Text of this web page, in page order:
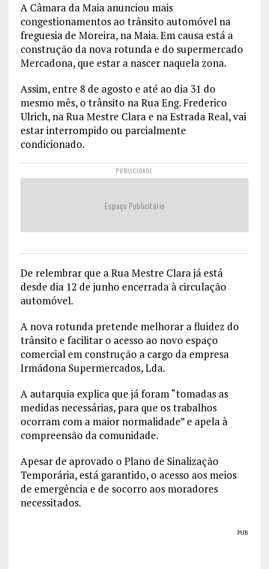
A Câmara da Maia anunciou mais
congestionamentos ao trânsito automóvel na
freguesia de Moreira, na Maia. Em causa está a
construção da nova rotunda e do supermercado
Mercadona, que estar a nascer naquela zona.
Assim, entre 8 de agosto e até ao dia 31 do
mesmo mês, o trânsito na Rua Eng. Frederico
Ulrich, na Rua Mestre Clara e na Estrada Real, vai
estar interrompido ou parcialmente
condicionado.
PUBLICIDADE
Espaço Publicitário
De relembrar que a Rua Mestre Clara já está
desde dia 12 de junho encerrada à circulação
automóvel.
A nova rotunda pretende melhorar a fluidez do
trânsito e facilitar o acesso ao novo espaço
comercial em construção a cargo da empresa
Irmãdona Supermercados, Lda.
A autarquia explica que já foram “tomadas as
medidas necessárias, para que os trabalhos
ocorram com a maior normalidade” e apela à
compreensão da comunidade.
Apesar de aprovado o Plano de Sinalização
Temporária, está garantido, o acesso aos meios
de emergência e de socorro aos moradores
necessitados.
PUB